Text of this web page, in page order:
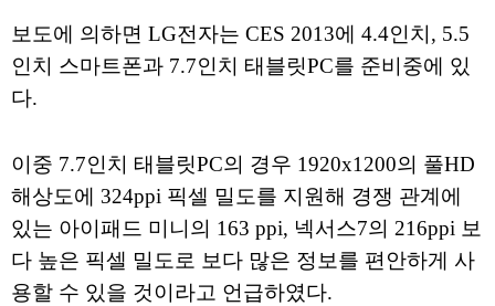
보도에 의하면 LG전자는 CES 2013에 4.4인치, 5.5
인치 스마트폰과 7.7인치 태블릿PC를 준비중에 있
다.
이중 7.7인치 태블릿PC의 경우 1920x1200의 풀HD
해상도에 324ppi 픽셀 밀도를 지원해 경쟁 관계에
있는 아이패드 미니의 163 ppi, 넥서스7의 216ppi 보
다 높은 픽셀 밀도로 보다 많은 정보를 편안하게 사
용할 수 있을 것이라고 언급하였다.